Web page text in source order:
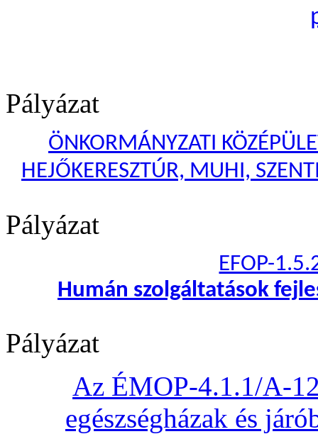
Pályázat
ÖNKORMÁNYZATI
HEJŐKERESZTÚR, MUHI,
Pályázat
EFOP-
Humán szolgáltatások
Pályázat
Az ÉMOP-4.1.1/A-
egészségházak és